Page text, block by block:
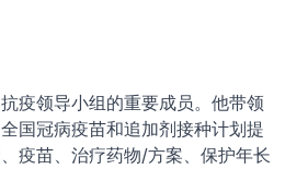
疫领导小组的重要成员。他带领
国冠病疫苗和追加剂接种计划提
疫苗、治疗药物/方案、保护年长